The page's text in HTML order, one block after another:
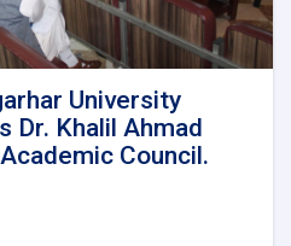
University
Dr. Khalil Ahmad
Council.